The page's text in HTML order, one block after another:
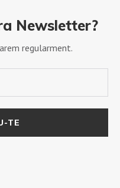
Newsletter?
regularment.